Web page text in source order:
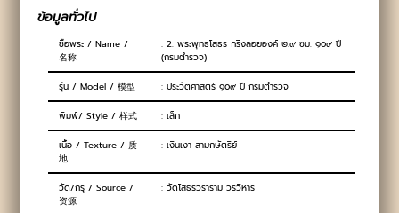
ข้อมูลทั่วไป
ชื่อพระ / Name /
名称
: 2. พระพุทธโสธร กริ่งลอยองค์ ๒.๙ ซม. ๑๐๙ ปี
(กรมตำรวจ)
รุ่น / Model / 模型 : ประวัติศาสตร์ ๑๐๙ ปี กรมตำรวจ
พิมพ์/ Style / 样式 : เล็ก
เนื้อ / Texture / 质
地
: เงินเงา สามกษัตริย์
วัด/กรุ / Source /
资源
: วัดโสธรวราราม วรวิหาร